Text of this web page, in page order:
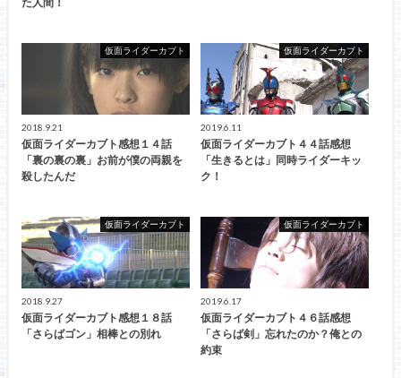
仮面ライダーカブト
2018.9.21
仮面ライダーカブト感想１４話
「裏の裏の裏」お前が僕の両親を
殺したんだ
仮面ライダーカブト
2019.6.11
仮面ライダーカブト４４話感想
「生きるとは」同時ライダーキッ
ク！
仮面ライダーカブト
2018.9.27
仮面ライダーカブト感想１８話
「さらばゴン」相棒との別れ
仮面ライダーカブト
2019.6.17
仮面ライダーカブト４６話感想
「さらば剣」忘れたのか？俺との
約束